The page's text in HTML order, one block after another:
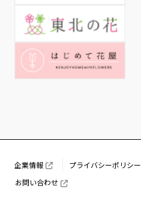
企業情報 プライバシーポリシー
お問い合わせ